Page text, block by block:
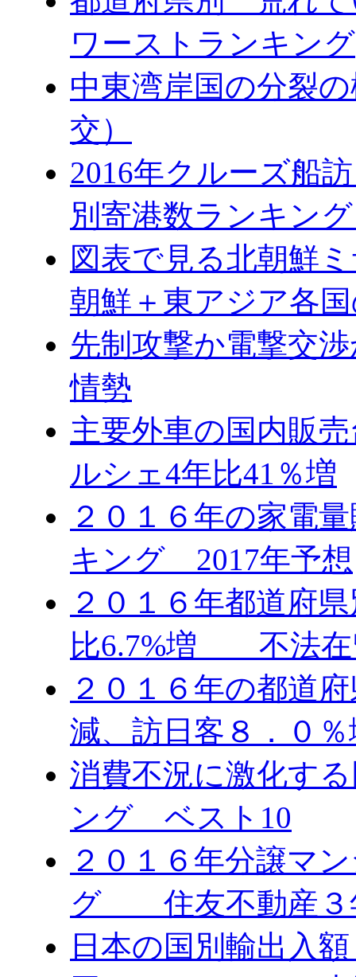
ワーストランキング
中東湾岸国の分裂
交）
2016年クルーズ船
別寄港数ランキン
図表で見る北朝鮮
朝鮮＋東アジア各
先制攻撃か電撃交
情勢
主要外車の国内販
ルシェ4年比41％増
２０１６年の家電
キング 2017年予想
２０１６年都道府
比6.7%増 不法在
２０１６年の都道
減、訪日客８．０
消費不況に激化す
ング ベスト10
２０１６年分譲マ
グ 住友不動産３
日本の国別輸出入